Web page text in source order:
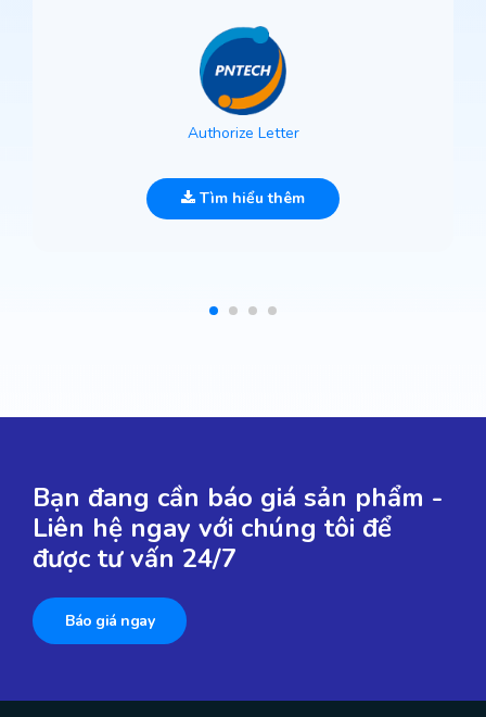
Authorize Letter
Tìm hiểu thêm
Bạn đang cần báo giá sản phẩm -
Liên hệ ngay với chúng tôi để
được tư vấn 24/7
Báo giá ngay